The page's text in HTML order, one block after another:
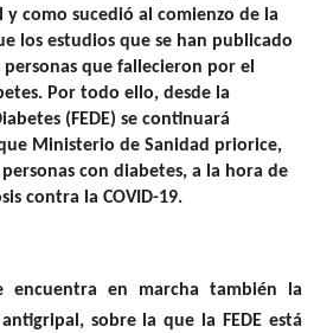
como sucedió al comienzo de la
los estudios que se han publicado
personas que fallecieron por el
. Por todo ello, desde la
(FEDE) se continuará
Ministerio de Sanidad priorice,
con diabetes, a la hora de
contra la COVID-19.
encuentra en marcha también la
, sobre la que la FEDE está